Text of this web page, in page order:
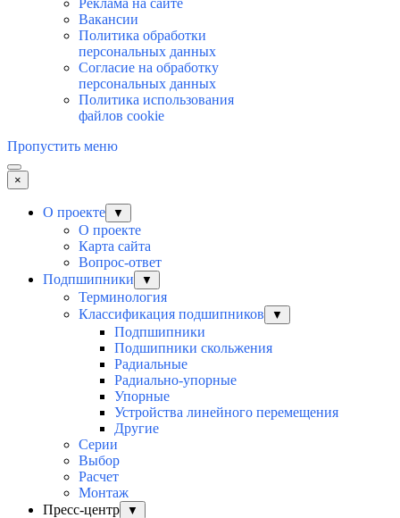
Вакансии
Политика обработки
персональных данных
Согласие на обработку
персональных данных
Политика использования
файлов cookie
Пропустить меню
×
О проекте ▼
О проекте
Карта сайта
Вопрос-ответ
Подпшипники
▼
Терминология
Классификация подшипников
▼
Подпшипники
Подшипники скольжения
Радиальные
Радиально-упорные
Упорные
Устройства линейного перемещения
Другие
Серии
Выбор
Раcчет
Монтаж
Пресс-центр
▼